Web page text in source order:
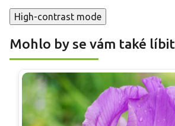
High-contrast mode
Mohlo by se vám také líbit